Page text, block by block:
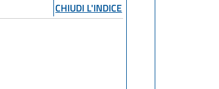
CHIUDI L'INDICE